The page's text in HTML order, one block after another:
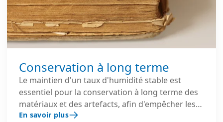
Conservation à long terme
Le maintien d'un taux d'humidité stable est
essentiel pour la conservation à long terme des
matériaux et des artefacts, afin d'empêcher les
mouvements d'humidité et la détérioration.
En savoir plus